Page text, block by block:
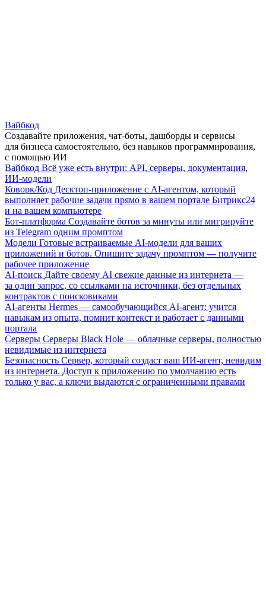
Вайбкод
Создавайте приложения, чат-боты, дашборды и сервисы
для бизнеса самостоятельно, без навыков программирования,
с помощью ИИ
Вайбкод Всё уже есть внутри: API, серверы, документация,
ИИ-модели
Коворк/Код Десктоп-приложение с AI-агентом, который
выполняет рабочие задачи прямо в вашем портале Битрикс24
и на вашем компьютере
Бот-платформа Создавайте ботов за минуты или мигрируйте
из Telegram одним промптом
Модели Готовые встраиваемые AI-модели для ваших
приложений и ботов. Опишите задачу промптом — получите
рабочее приложение
AI-поиск Дайте своему AI свежие данные из интернета —
за один запрос, со ссылками на источники, без отдельных
контрактов с поисковиками
AI-агенты Hermes — самообучающийся AI-агент: учится
навыкам из опыта, помнит контекст и работает с данными
портала
Серверы Серверы Black Hole — облачные серверы, полностью
невидимые из интернета
Безопасность Сервер, который создаст ваш ИИ-агент, невидим
из интернета. Доступ к приложению по умолчанию есть
только у вас, а ключи выдаются с ограниченными правами